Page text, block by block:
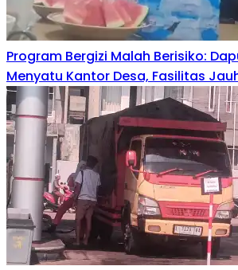
Program Bergizi Malah Berisiko:
Menyatu Kantor Desa, Fasilitas